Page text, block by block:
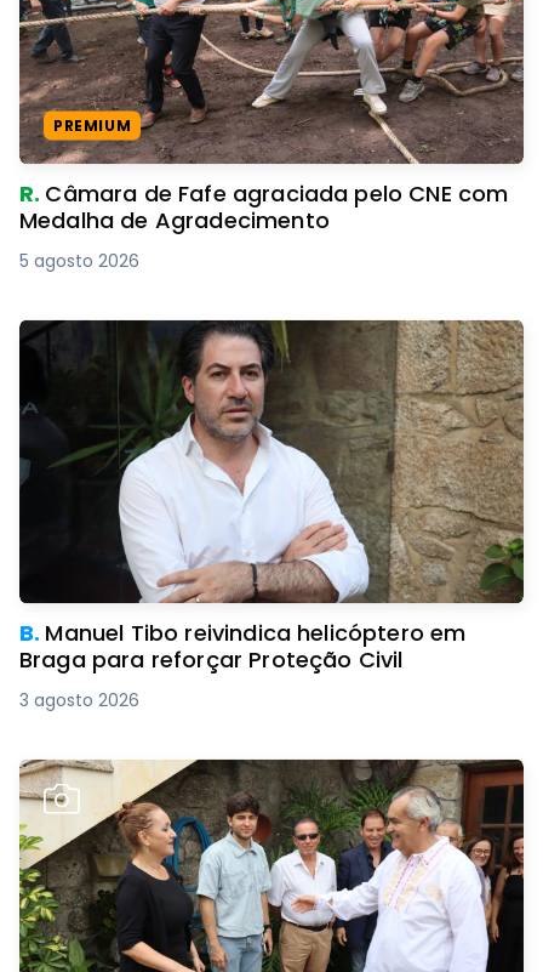
PREMIUM
R. Câmara de Fafe agraciada pelo CNE com
Medalha de Agradecimento
5 agosto 2026
B. Manuel Tibo reivindica helicóptero em
Braga para reforçar Proteção Civil
3 agosto 2026